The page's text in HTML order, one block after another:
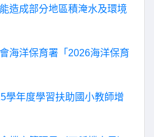
造成部分地區積淹水及環境
海洋保育署「2026海洋保育
學年度學習扶助國小教師增